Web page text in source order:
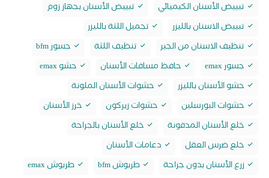
تبييض الأسنان الكيميائي
تبييض الأسنان بجهاز زوم
تبييض الاسنان بالليزر
تجميل اللثة بالليزر
تنظيف الاسنان من الجير
تنظيف اللثة
جسور bfm
جسور emax
حافظ مسافات الأسنان
حشو emax
حشو الأسنان بالليزر
حشوات الأسنان الملونة
حشوات البورسلين
حشوات زيركون
خرز الأسنان
خلع الأسنان المدفونة
خلع الأسنان بالجراحة
خلع ضرس العقل
دعامات الأسنان
زرع الأسنان بدون جراحة
طربوش bfm
طربوش emax